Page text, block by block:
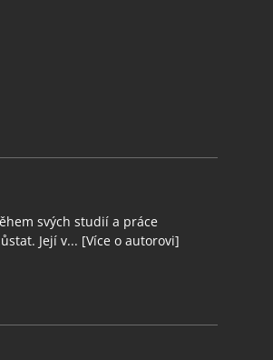
svých studií a práce
Její v... [Více o autorovi]